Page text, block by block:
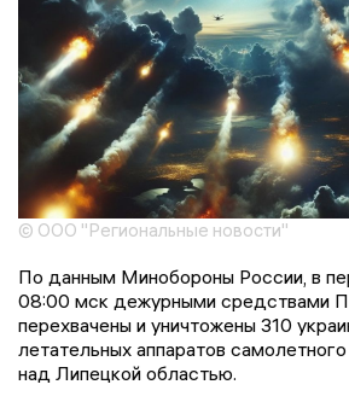
© ООО "Региональные новости"
По данным Минобороны России, в
08:00 мск дежурными средствами
перехвачены и уничтожены 310
летательных аппаратов
над Липецкой областью.